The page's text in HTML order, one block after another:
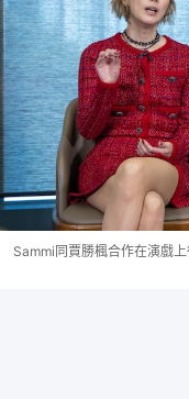
Sammi同賈勝楓合作在演戲